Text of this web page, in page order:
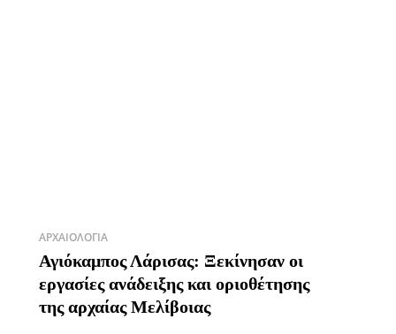
ΑΡΧΑΙΟΛΟΓΊΑ
Αγιόκαμπος Λάρισας: Ξεκίνησαν οι
εργασίες ανάδειξης και οριοθέτησης
της αρχαίας Μελίβοιας